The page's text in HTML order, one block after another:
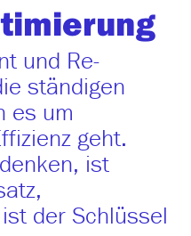
und Re-
ständigen
es um
geht.
ist
der Schlüssel